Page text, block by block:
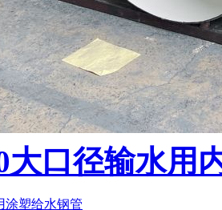
大口径输水用
涂塑给水钢管